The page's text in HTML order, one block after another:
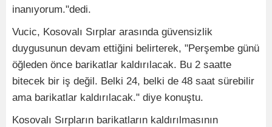
inanıyorum."dedi.
Vucic, Kosovalı Sırplar arasında güvensizlik
duygusunun devam ettiğini belirterek, "Perşembe günü
öğleden önce barikatlar kaldırılacak. Bu 2 saatte
bitecek bir iş değil. Belki 24, belki de 48 saat sürebilir
ama barikatlar kaldırılacak." diye konuştu.
Kosovalı Sırpların barikatların kaldırılmasının